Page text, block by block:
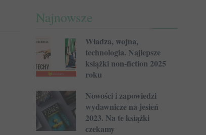
Najnowsze
Władza, wojna,
technologia. Najlepsze
książki non-fiction 2025
roku
Nowości i zapowiedzi
wydawnicze na jesień
2023. Na te książki
czekamy